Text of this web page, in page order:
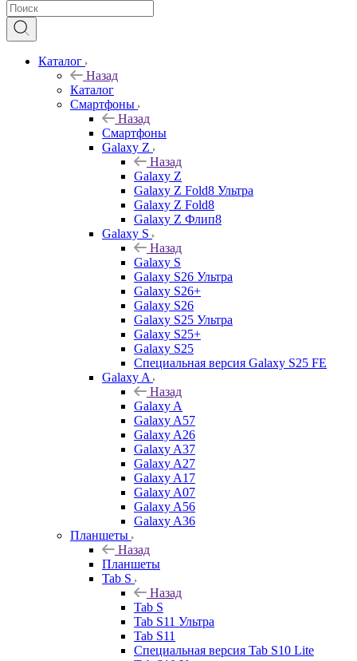
Каталог
Назад
Каталог
Смартфоны
Назад
Смартфоны
Galaxy Z
Назад
Galaxy Z
Galaxy Z Fold8 Ультра
Galaxy Z Fold8
Galaxy Z Флип8
Galaxy S
Назад
Galaxy S
Galaxy S26 Ультра
Galaxy S26+
Galaxy S26
Galaxy S25 Ультра
Galaxy S25+
Galaxy S25
Специальная версия Galaxy S25 FE
Galaxy A
Назад
Galaxy A
Galaxy A57
Galaxy A26
Galaxy A37
Galaxy A27
Galaxy A17
Galaxy A07
Galaxy A56
Galaxy A36
Планшеты
Назад
Планшеты
Tab S
Назад
Tab S
Tab S11 Ультра
Tab S11
Специальная версия Tab S10 Lite